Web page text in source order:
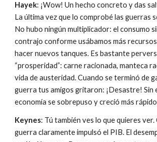
Hayek: ¡Wow! Un hecho concreto y das
La última vez que lo comprobé las guerras
No hubo ningún multiplicador: el consumo
contrajo conforme usábamos más
hacer nuevos tanques. Es bastante
“prosperidad”: carne racionada, manteca
vida de austeridad. Cuando se terminó de
guerra tus amigos gritaron: ¡Desastre! Sin
economía se sobrepuso y creció más
Keynes: Tú también ves lo que quieres ver.
guerra claramente impulsó el PIB. El